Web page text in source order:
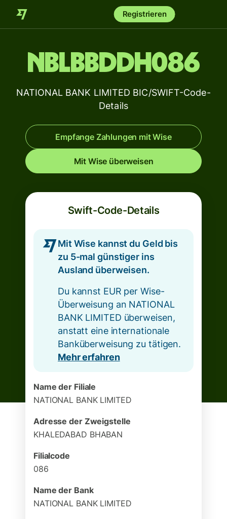
Registrieren
NBLBBDDH086
NATIONAL BANK LIMITED BIC/SWIFT-Code-
Details
Empfange Zahlungen mit Wise
Mit Wise überweisen
Swift-Code-Details
Mit Wise kannst du Geld bis
zu 5-mal günstiger ins
Ausland überweisen.
Du kannst EUR per Wise-
Überweisung an NATIONAL
BANK LIMITED überweisen,
anstatt eine internationale
Banküberweisung zu tätigen.
Mehr erfahren
Name der Filiale
NATIONAL BANK LIMITED
Adresse der Zweigstelle
KHALEDABAD BHABAN
Filialcode
086
Name der Bank
NATIONAL BANK LIMITED